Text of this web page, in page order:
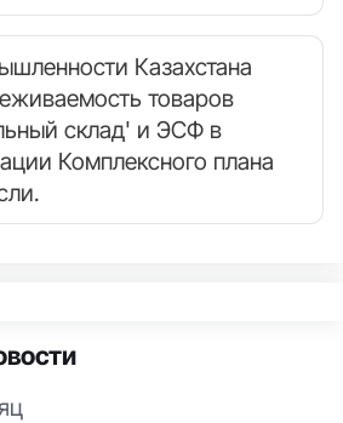
Казахстана
товаров
склад' и ЭСФ в
Комплексного плана